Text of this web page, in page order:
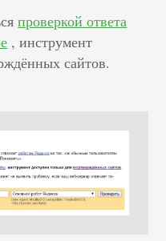
проверкой ответа
, инструмент
сайтов.